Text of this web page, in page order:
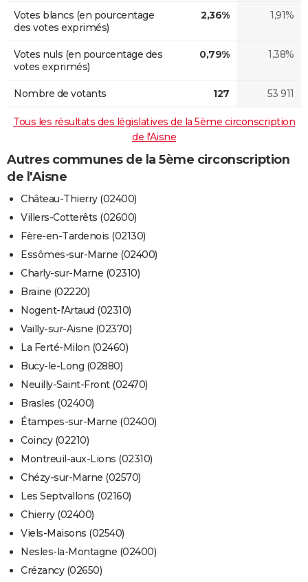
Votes blancs (en pourcentage
des votes exprimés)
2,36% 1,91%
Votes nuls (en pourcentage des
votes exprimés)
0,79% 1,38%
Nombre de votants 127 53 911
Tous les résultats des législatives de la 5ème circonscription
de l'Aisne
Autres communes de la 5ème circonscription
de l'Aisne
Château-Thierry (02400)
Villers-Cotterêts (02600)
Fère-en-Tardenois (02130)
Essômes-sur-Marne (02400)
Charly-sur-Marne (02310)
Braine (02220)
Nogent-l'Artaud (02310)
Vailly-sur-Aisne (02370)
La Ferté-Milon (02460)
Bucy-le-Long (02880)
Neuilly-Saint-Front (02470)
Brasles (02400)
Étampes-sur-Marne (02400)
Coincy (02210)
Montreuil-aux-Lions (02310)
Chézy-sur-Marne (02570)
Les Septvallons (02160)
Chierry (02400)
Viels-Maisons (02540)
Nesles-la-Montagne (02400)
Crézancy (02650)